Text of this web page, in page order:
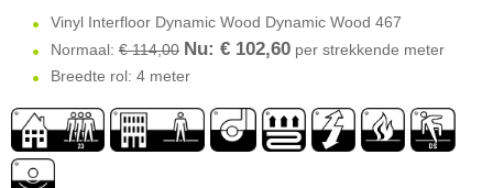
Vinyl Interfloor Dynamic Wood Dynamic Wood 467
Normaal: € 114,00 Nu: € 102,60 per strekkende meter
Breedte rol: 4 meter